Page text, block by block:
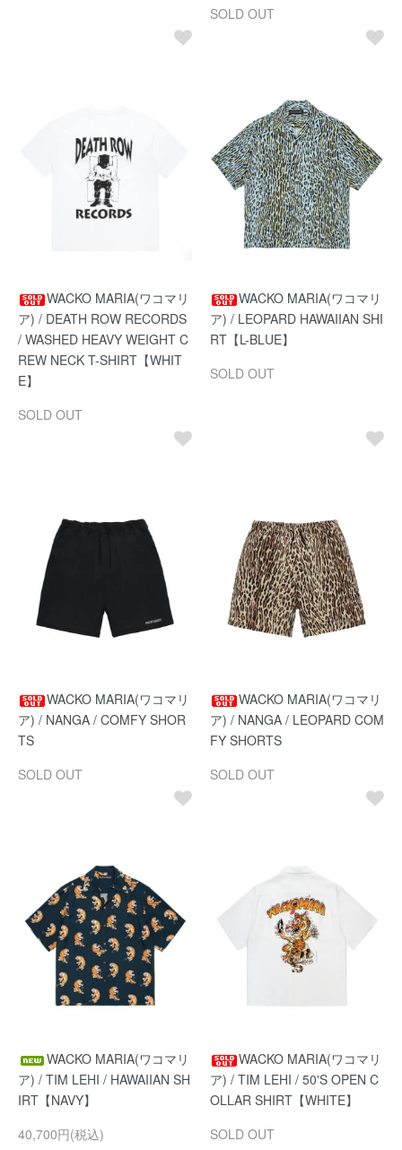
SOLD OUT
WACKO MARIA(ワコマリ
ア) / DEATH ROW RECORDS
/ WASHED HEAVY WEIGHT C
REW NECK T-SHIRT【WHIT
E】
SOLD OUT
WACKO MARIA(ワコマリ
ア) / LEOPARD HAWAIIAN SHI
RT【L-BLUE】
SOLD OUT
WACKO MARIA(ワコマリ
ア) / NANGA / COMFY SHOR
TS
SOLD OUT
WACKO MARIA(ワコマリ
ア) / NANGA / LEOPARD COM
FY SHORTS
SOLD OUT
WACKO MARIA(ワコマリ
ア) / TIM LEHI / HAWAIIAN SH
IRT【NAVY】
40,700円(税込)
WACKO MARIA(ワコマリ
ア) / TIM LEHI / 50'S OPEN C
OLLAR SHIRT【WHITE】
SOLD OUT